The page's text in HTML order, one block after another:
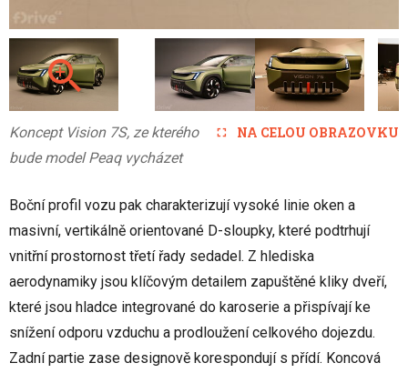
NA CELOU OBRAZOVKU
Koncept Vision 7S, ze kterého
bude model Peaq vycházet
Boční profil vozu pak charakterizují vysoké linie oken a
masivní, vertikálně orientované D-sloupky, které podtrhují
vnitřní prostornost třetí řady sedadel. Z hlediska
aerodynamiky jsou klíčovým detailem zapuštěné kliky dveří,
které jsou hladce integrované do karoserie a přispívají ke
snížení odporu vzduchu a prodloužení celkového dojezdu.
Zadní partie zase designově korespondují s přídí. Koncová